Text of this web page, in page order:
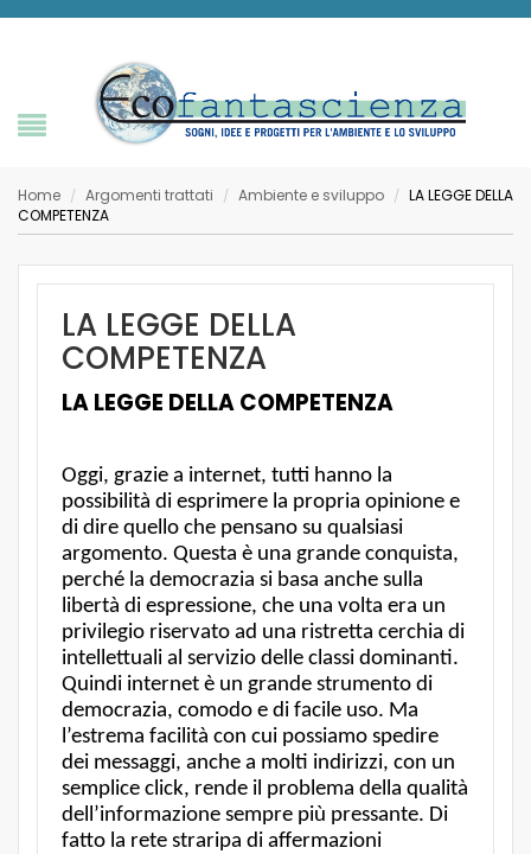
Home / Argomenti trattati / Ambiente e sviluppo / LA LEGGE DELLA
COMPETENZA
LA LEGGE DELLA
COMPETENZA
LA LEGGE DELLA COMPETENZA
Oggi, grazie a internet, tutti hanno la
possibilità di esprimere la propria opinione e
di dire quello che pensano su qualsiasi
argomento. Questa è una grande conquista,
perché la democrazia si basa anche sulla
libertà di espressione, che una volta era un
privilegio riservato ad una ristretta cerchia di
intellettuali al servizio delle classi dominanti.
Quindi internet è un grande strumento di
democrazia, comodo e di facile uso. Ma
l’estrema facilità con cui possiamo spedire
dei messaggi, anche a molti indirizzi, con un
semplice click, rende il problema della qualità
dell’informazione sempre più pressante. Di
fatto la rete straripa di affermazioni